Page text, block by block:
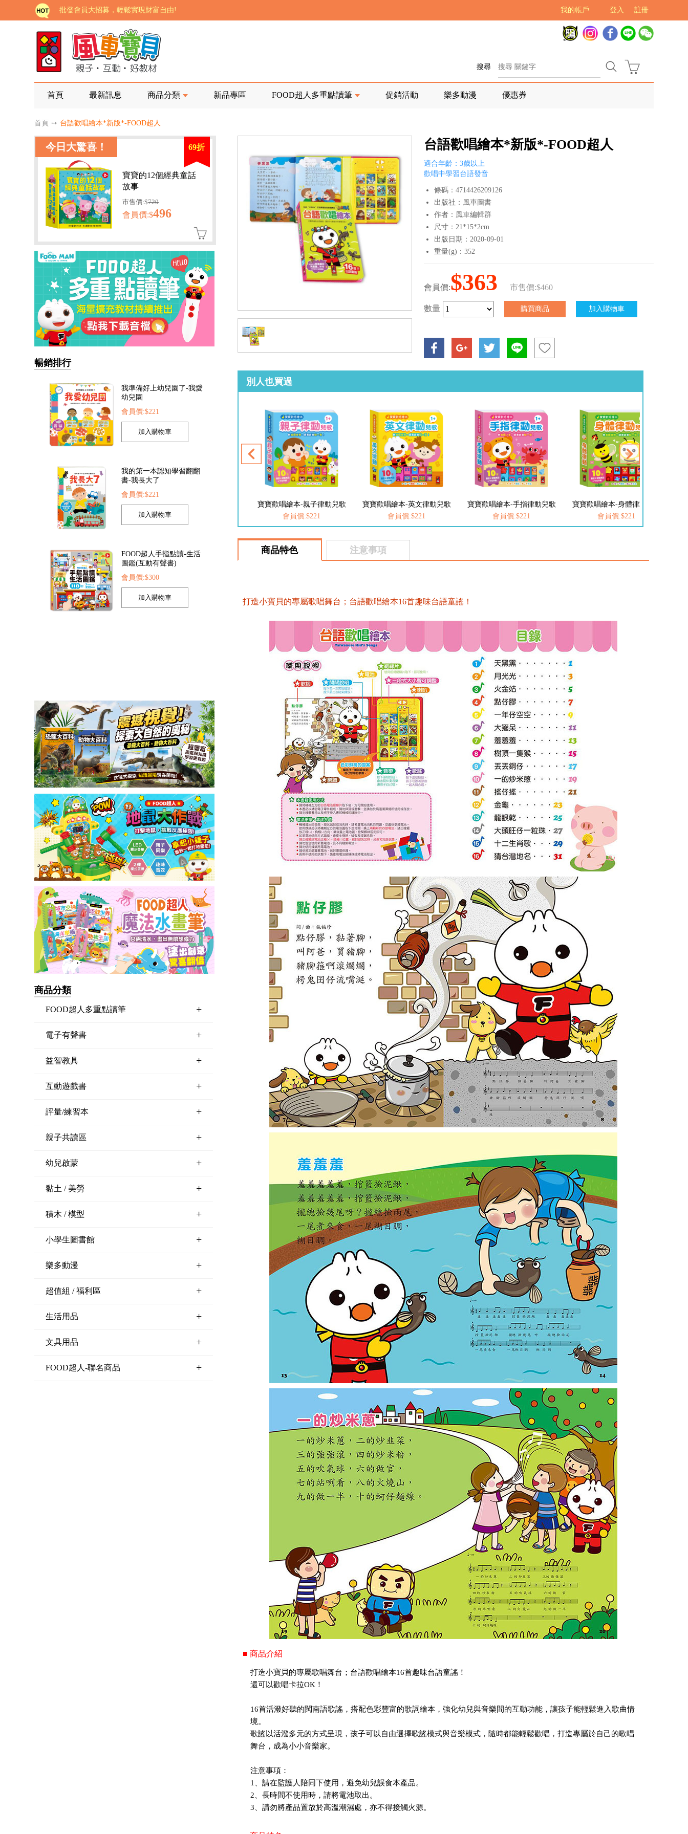
註冊
登入
我的帳戶
批發會員大招募，輕鬆實現財富自由!
如需更改或重開發票 需在訂單成立三天內通知客服 寄回發票需附上回郵郵票
老師您好!!幼教會員火熱招募中~
海外購物免煩惱！點我查看『海外購物流程說明』
家長樂了!「風車書版集團暨FOOD超人企業總部」目前正興建中!
老師您好!!幼教會員火熱招募中~
海外購物免煩惱！點我查看『海外購物流程說明』
搜尋
首頁 最新訊息 商品分類 新品專區 FOOD超人多重點讀筆 促銷活動 樂多動漫 優惠券
首頁 ➙ 台語歡唱繪本*新版*-FOOD超人
今日大驚喜！ 69折
寶寶的12個經典童話
故事
市售價:$720
會員價:$496
暢銷排行
我準備好上幼兒園了-我愛
幼兒園
會員價:$221
我的第一本認知學習翻翻
書-我長大了
會員價:$221
FOOD超人手指點讀-生活
圖鑑(互動有聲書)
會員價:$300
商品分類
FOOD超人多重點讀筆 +
電子有聲書 +
益智教具 +
互動遊戲書 +
評量/練習本 +
親子共讀區 +
幼兒啟蒙 +
黏土 / 美勞 +
積木 / 模型 +
小學生圖書館 +
樂多動漫 +
超值組 / 福利區 +
生活用品 +
文具用品 +
FOOD超人-聯名商品 +
台語歡唱繪本*新版*-FOOD超人
適合年齡：3歲以上
歡唱中學習台語發音
條碼：4714426209126
出版社：風車圖書
作者：風車編輯群
尺寸：21*15*2cm
出版日期：2020-09-01
重量(g)：352
會員價:$363 市售價:$460
數量
別人也買過
小手按按有聲書-身體的聲音
會員價:$197
寶寶歡唱繪本(全套4冊)
寶寶歡唱繪本-親子律動兒歌
會員價:$221
寶寶歡唱繪本-英文律動兒歌
會員價:$221
寶寶歡唱繪本-手指律動兒歌
會員價:$221
寶寶歡唱繪本-身體律動兒歌
會員價:$221
商品特色 注意事項
打造小寶貝的專屬歌唱舞台；台語歡唱繪本16首趣味台語童謠！
■ 商品介紹
打造小寶貝的專屬歌唱舞台；台語歡唱繪本16首趣味台語童謠！
還可以歡唱卡拉OK！
16首活潑好聽的閩南語歌謠，搭配色彩豐富的歌詞繪本，強化幼兒與音樂間的互動功能，讓孩子能輕鬆進入歌曲情
境。
歌謠以活潑多元的方式呈現，孩子可以自由選擇歌謠模式與音樂模式，隨時都能輕鬆歡唱，打造專屬於自己的歌唱
舞台，成為小小音樂家。
注意事項：
1、請在監護人陪同下使用，避免幼兒誤食本產品。
2、長時間不使用時，請將電池取出。
3、請勿將產品置放於高溫潮濕處，亦不得接觸火源。